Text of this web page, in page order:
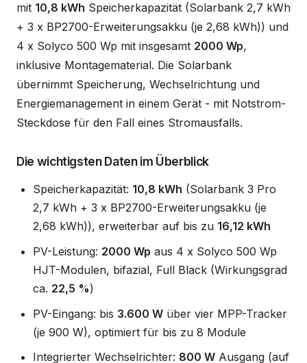
mit 10,8 kWh Speicherkapazität (Solarbank 2,7 kWh
+ 3 x BP2700-Erweiterungsakku (je 2,68 kWh)) und
4 x Solyco 500 Wp mit insgesamt 2000 Wp,
inklusive Montagematerial. Die Solarbank
übernimmt Speicherung, Wechselrichtung und
Energiemanagement in einem Gerät - mit Notstrom-
Steckdose für den Fall eines Stromausfalls.
Die wichtigsten Daten im Überblick
Speicherkapazität: 10,8 kWh (Solarbank 3 Pro
2,7 kWh + 3 x BP2700-Erweiterungsakku (je
2,68 kWh)), erweiterbar auf bis zu 16,12 kWh
PV-Leistung: 2000 Wp aus 4 x Solyco 500 Wp
HJT-Modulen, bifazial, Full Black (Wirkungsgrad
ca. 22,5 %)
PV-Eingang: bis 3.600 W über vier MPP-Tracker
(je 900 W), optimiert für bis zu 8 Module
Integrierter Wechselrichter: 800 W Ausgang (auf